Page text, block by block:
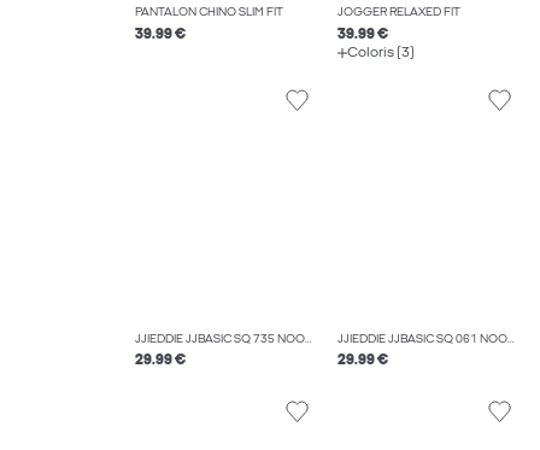
PANTALON CHINO SLIM FIT
39.99 €
JOGGER RELAXED FIT
39.99 €
Coloris (3)
JJIEDDIE JJBASIC SQ 735 NOOS JEAN À COUPE LOOSE
29.99 €
JJIEDDIE JJBASIC SQ 061 NOOS JEAN À COUPE AMPLE
29.99 €